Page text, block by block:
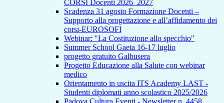
CORSI Docenti 2026_2027
Scadenza 31 agosto Formazione Docenti –
Supporto alla progettazione e all’affidamento dei
corsi-EUROSOFI
Webinar: "La Costituzione allo specchio"
Summer School Gaeta 16-17 luglio
progetto gratuito Galbusera
Progetto Educazione alla Salute con webinar
medico
Orientamento in uscita ITS Academy LAST -
Studenti diplomati anno scolastico 2025/2026